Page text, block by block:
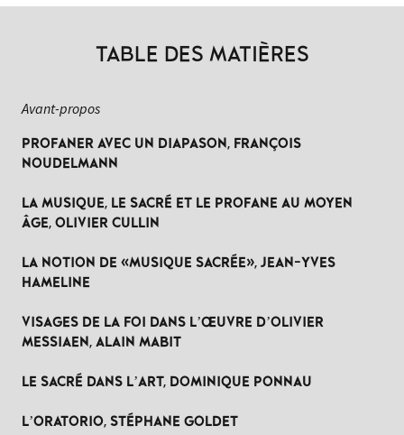
TABLE DES MATIÈRES
Avant-propos
PROFANER AVEC UN DIAPASON, FRANÇOIS
NOUDELMANN
LA MUSIQUE, LE SACRÉ ET LE PROFANE AU MOYEN
ÂGE, OLIVIER CULLIN
LA NOTION DE «MUSIQUE SACRÉE», JEAN-YVES
HAMELINE
VISAGES DE LA FOI DANS L’ŒUVRE D’OLIVIER
MESSIAEN, ALAIN MABIT
LE SACRÉ DANS L’ART, DOMINIQUE PONNAU
L’ORATORIO, STÉPHANE GOLDET